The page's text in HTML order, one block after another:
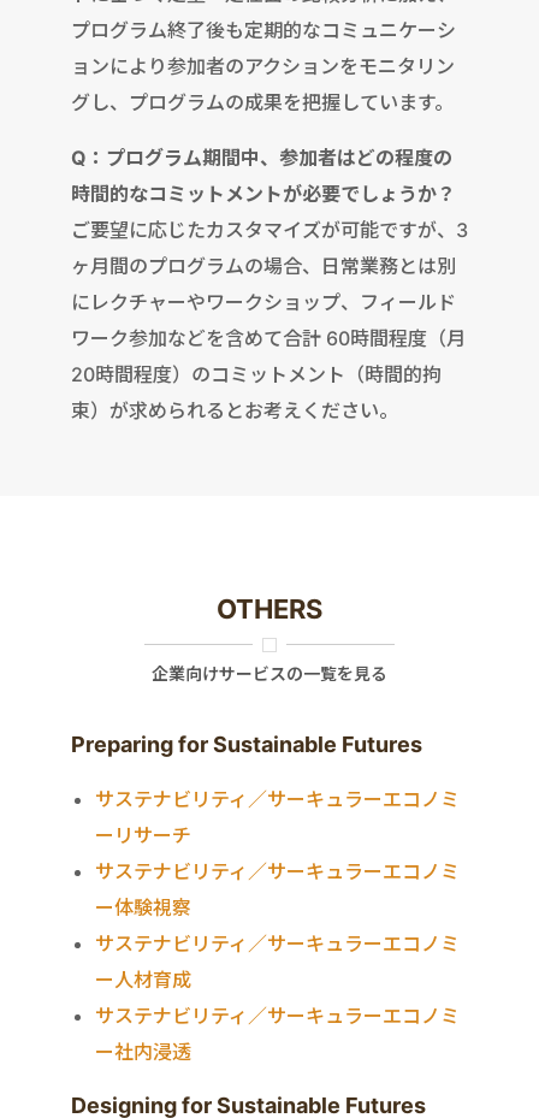
プログラム終了後も定期的なコミュニケーシ
ョンにより参加者のアクションをモニタリン
グし、プログラムの成果を把握しています。
Q：プログラム期間中、参加者はどの程度の
時間的なコミットメントが必要でしょうか？
ご要望に応じたカスタマイズが可能ですが、3
ヶ月間のプログラムの場合、日常業務とは別
にレクチャーやワークショップ、フィールド
ワーク参加などを含めて合計 60時間程度（月
20時間程度）のコミットメント（時間的拘
束）が求められるとお考えください。
OTHERS
企業向けサービスの一覧を見る
Preparing for Sustainable Futures
サステナビリティ／サーキュラーエコノミ
ーリサーチ
サステナビリティ／サーキュラーエコノミ
ー体験視察
サステナビリティ／サーキュラーエコノミ
ー人材育成
サステナビリティ／サーキュラーエコノミ
ー社内浸透
Designing for Sustainable Futures